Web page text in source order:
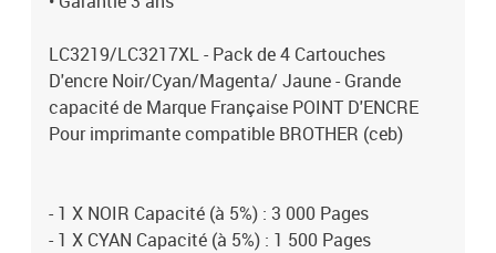
LC3219/LC3217XL - Pack de 4 Cartouches
D'encre Noir/Cyan/Magenta/ Jaune - Grande
capacité de Marque Française POINT D'ENCRE
Pour imprimante compatible BROTHER (ceb)
- 1 X NOIR Capacité (à 5%) : 3 000 Pages
- 1 X CYAN Capacité (à 5%) : 1 500 Pages